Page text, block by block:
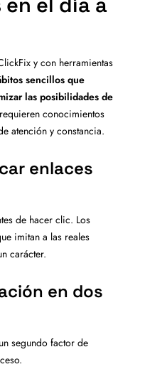
y con herramientas
sencillos que
las posibilidades de
conocimientos
atención y constancia.
enlaces
de hacer clic. Los
imitan a las reales
carácter.
en dos
segundo factor de